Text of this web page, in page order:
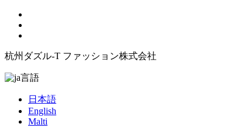
杭州ダズル-T ファッション株式会社
言語
日本語
English
Malti